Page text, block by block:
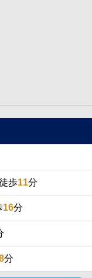
歩11分
16分
分